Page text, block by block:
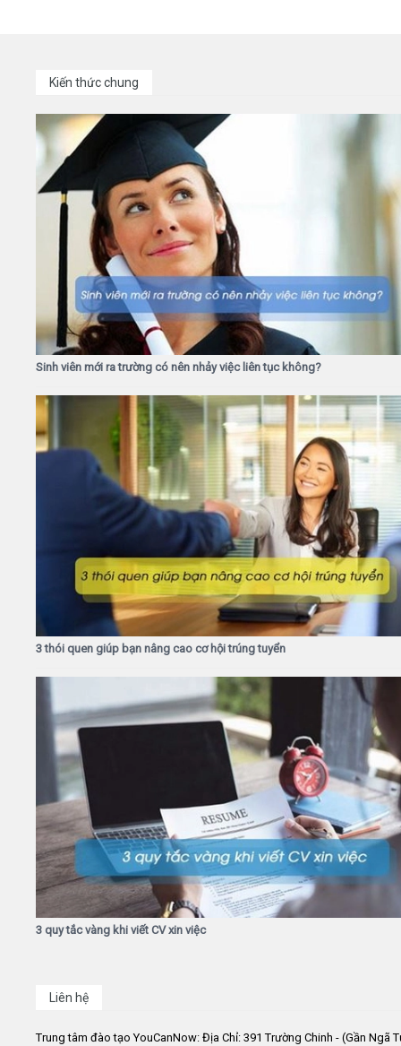
Kiến thức chung
Sinh viên mới ra trường có nên nhảy việc liên tục không?
3 thói quen giúp bạn nâng cao cơ hội trúng tuyển
3 quy tắc vàng khi viết CV xin việc
Liên hệ
Trung tâm đào tạo YouCanNow: Địa Chỉ: 391 Trường Chinh - (Gần Ngã